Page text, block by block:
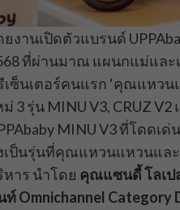
ยงานเปิดตัวแบรนด์
ที่ผ่านมาณ แผนกแม่และ
เซ็นเตอร์คนแรก ‘คุณแหวน
ม่ 3 รุ่น MINU V3, CRUZ
MINU V3 ที่โดดเ
เป็นรุ่นที่คุณแหวนแหวนและ
หาร นำโดย คุณแซนดี้ โลเป
ท์ Omnichannel Category